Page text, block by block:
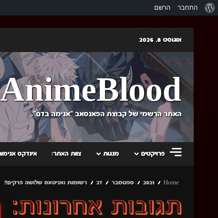
אודות
התחבר הרשם
content
אוגוסט 8, 2026
AnimeBlood
האתר הרשמי של קבוצת הפאנסאב "אנימה בדם".
פרויקטים מנגות צוות האתר: אינדקס
Home
2021 ספטמבר 27 רשומות ואניטאס שלושה פרקים!!